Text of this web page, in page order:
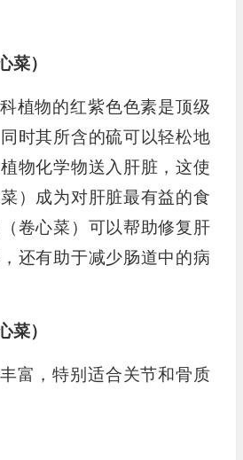
菜）
植物的红紫色色素是顶级
时其所含的硫可以轻松地
物化学物送入肝脏，这使
）成为对肝脏最有益的食
卷心菜）可以帮助修复肝
还有助于减少肠道中的病
菜）
富，特别适合关节和骨质